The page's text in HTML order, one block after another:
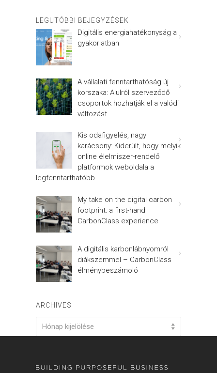
LEGUTÓBBI BEJEGYZÉSEK
Digitális energiahatékonyság a
gyakorlatban
A vállalati fenntarthatóság új
korszaka: Alulról szerveződő
csoportok hozhatják el a valódi
változást
Kis odafigyelés, nagy
karácsony: Kiderült, hogy melyik
online élelmiszer-rendelő
platformok weboldala a
legfenntarthatóbb
My take on the digital carbon
footprint: a first-hand
CarbonClass experience
A digitális karbonlábnyomról
diákszemmel – CarbonClass
élménybeszámoló
ARCHIVES
Archives
Hónap kijelölése